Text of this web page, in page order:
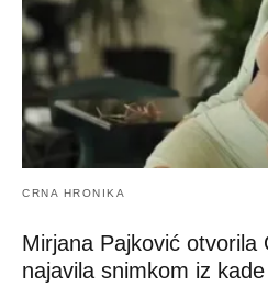
CRNA HRONIKA
Mirjana Pajković otvorila
najavila snimkom iz kade